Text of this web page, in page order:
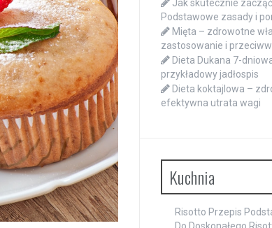
Jak skutecznie
Podstawowe zasady i
Mięta – zdrowotne
zastosowanie i
Dieta Dukana 7-
przykładowy jadłospis
Dieta koktajlowa –
efektywna utrata wagi
Kuchnia
Risotto Przepis